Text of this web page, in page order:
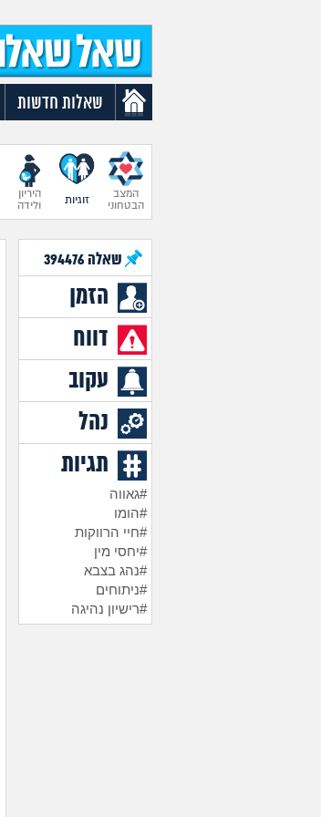
שאלות חדשות
המצב
הבטחוני
זוגיות
היריון
ולידה
שאלה394476
הזמן
דווח
עקוב
נהל
תגיות
#גאווה
#הומו
#חיי הרווקות
#יחסי מין
#נהג בצבא
#ניתוחים
#רישיון נהיגה